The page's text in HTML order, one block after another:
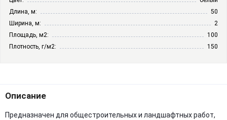
Длина, м:
50
Ширина, м:
2
Площадь, м2:
100
Плотность, г/м2:
150
Описание
Предназначен для общестроительных и ландшафтных работ,